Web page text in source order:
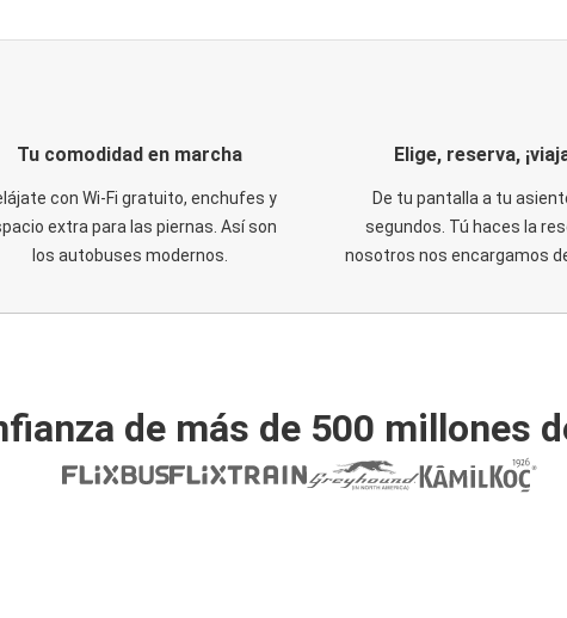
Tu comodidad en marcha
con Wi-Fi gratuito, enchufes y
extra para las piernas. Así son
los autobuses modernos.
Elige, reserva,
De tu pantalla a tu
segundos. Tú haces la
nosotros nos encargamos
de más de 500 millones